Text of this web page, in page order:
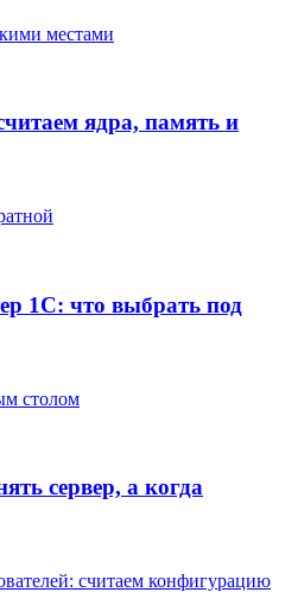
ядра, память и
1С: что выбрать под
сервер, а когда